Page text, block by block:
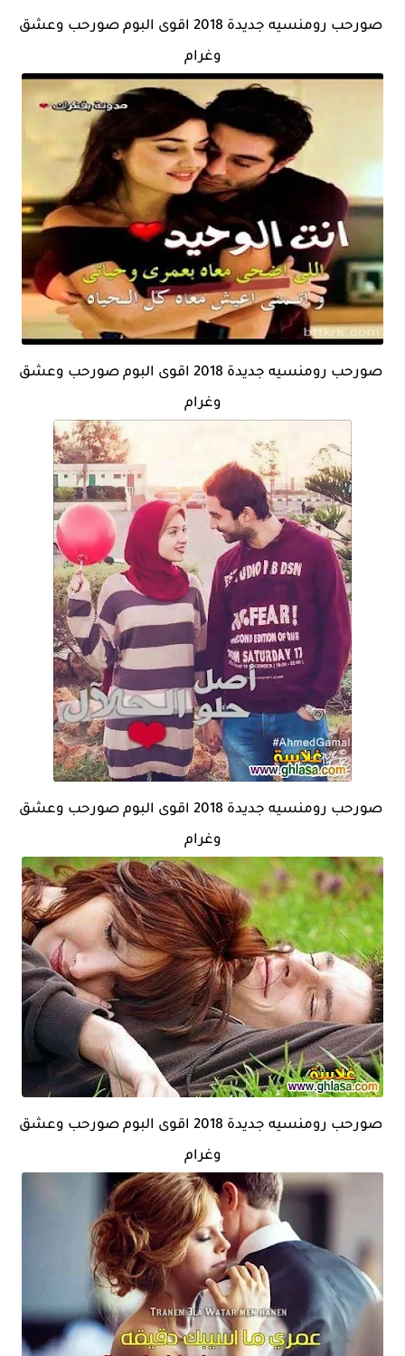
صورحب رومنسيه جديدة 2018 اقوى البوم صورحب وعشق
وغرام
صورحب رومنسيه جديدة 2018 اقوى البوم صورحب وعشق
وغرام
صورحب رومنسيه جديدة 2018 اقوى البوم صورحب وعشق
وغرام
صورحب رومنسيه جديدة 2018 اقوى البوم صورحب وعشق
وغرام